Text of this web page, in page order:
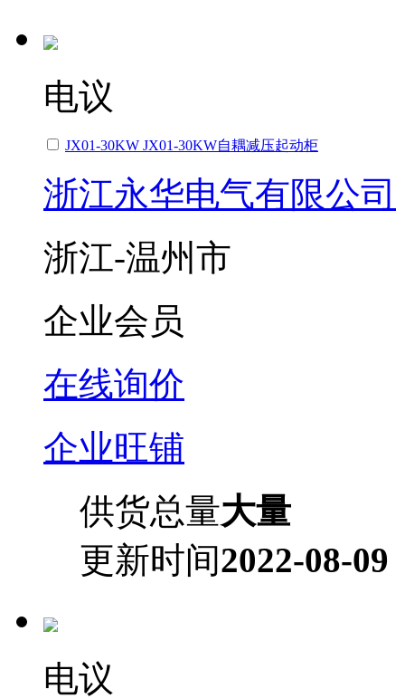
电议
JX01-30KW JX01-30KW自耦减压起动柜
浙江永华电气有限公司
浙江-温州市
企业会员
在线询价
企业旺铺
供货总量大量
更新时间2022-08-09
电议